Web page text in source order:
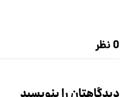
0 نظر
دیدگاهتان را بنویسید